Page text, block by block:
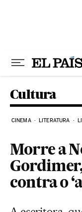
Cultura
CINEMA LITERATURA
Morre a
contra o